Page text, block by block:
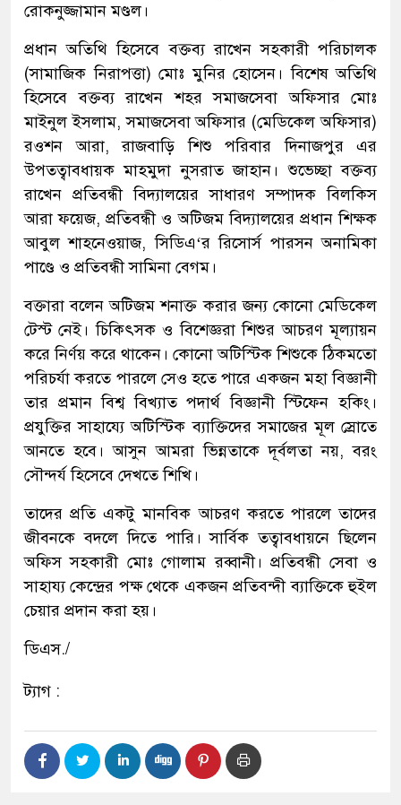
রোকনুজ্জামান মণ্ডল।
প্রধান অতিথি হিসেবে বক্তব্য রাখেন সহকারী পরিচালক
(সামাজিক নিরাপত্তা) মোঃ মুনির হোসেন। বিশেষ অতিথি
হিসেবে বক্তব্য রাখেন শহর সমাজসেবা অফিসার মোঃ
মাইনুল ইসলাম, সমাজসেবা অফিসার (মেডিকেল অফিসার)
রওশন আরা, রাজবাড়ি শিশু পরিবার দিনাজপুর এর
উপতত্বাবধায়ক মাহমুদা নুসরাত জাহান। শুভেচ্ছা বক্তব্য
রাখেন প্রতিবন্ধী বিদ্যালয়ের সাধারণ সম্পাদক বিলকিস
আরা ফয়েজ, প্রতিবন্ধী ও অটিজম বিদ্যালয়ের প্রধান শিক্ষক
আবুল শাহনেওয়াজ, সিডিএ‘র রিসোর্স পারসন অনামিকা
পাণ্ডে ও প্রতিবন্ধী সামিনা বেগম।
বক্তারা বলেন অটিজম শনাক্ত করার জন্য কোনো মেডিকেল
টেস্ট নেই। চিকিৎসক ও বিশেজ্ঞরা শিশুর আচরণ মূল্যায়ন
করে নির্ণয় করে থাকেন। কোনো অটিস্টিক শিশুকে ঠিকমতো
পরিচর্যা করতে পারলে সেও হতে পারে একজন মহা বিজ্ঞানী
তার প্রমান বিশ্ব বিখ্যাত পদার্থ বিজ্ঞানী স্টিফেন হকিং।
প্রযুক্তির সাহায্যে অটিস্টিক ব্যাক্তিদের সমাজের মূল স্রোতে
আনতে হবে। আসুন আমরা ভিন্নতাকে দূর্বলতা নয়, বরং
সৌন্দর্য হিসেবে দেখতে শিখি।
তাদের প্রতি একটু মানবিক আচরণ করতে পারলে তাদের
জীবনকে বদলে দিতে পারি। সার্বিক তত্বাবধায়নে ছিলেন
অফিস সহকারী মোঃ গোলাম রব্বানী। প্রতিবন্ধী সেবা ও
সাহায্য কেন্দ্রের পক্ষ থেকে একজন প্রতিবন্দী ব্যাক্তিকে হুইল
চেয়ার প্রদান করা হয়।
ডিএস./
ট্যাগ :